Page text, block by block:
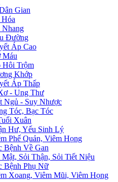
Gian
Đường
Áp Cao
Máu
Trộm
Khớp
Áp Thấp
- Ung Thư
Ngủ - Suy Nhược
Tóc, Bạc Tóc
Xuân
Hư, Yếu Sinh Lý
Phế Quản, Viêm Họng
Bệnh Về Gan
Sỏi Thận, Sỏi Tiết Niệu
Bệnh Phụ Nữ
Xoang, Viêm Mũi, Viêm Họng